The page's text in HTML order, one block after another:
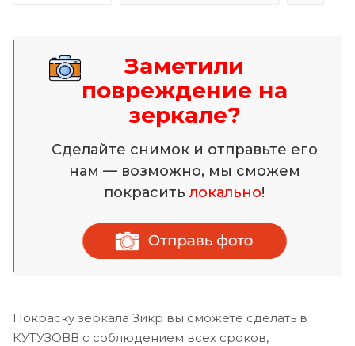
Заметили
повреждение на
зеркале?
Сделайте снимок и отправьте его
нам — возможно, мы сможем
покраситьлокально!
Покраску зеркала Зикр вы сможете сделать в
КУТУЗОВВ с соблюдением всех сроков,